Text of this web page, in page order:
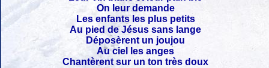
On leur demande
Les enfants les plus petits
Au pied de Jésus sans lange
Déposèrent un joujou
Au ciel les anges
Chantèrent sur un ton très doux